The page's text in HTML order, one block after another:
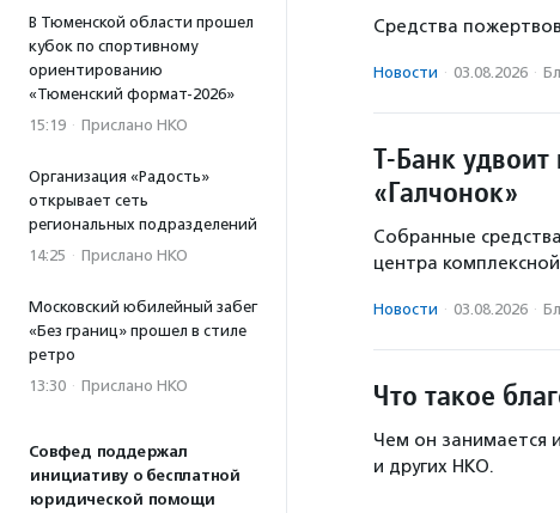
В Тюменской области прошел
кубок по спортивному
ориентированию
«Тюменский формат-2026»
15:19 · Прислано НКО
Организация «Радость»
открывает сеть
региональных подразделений
14:25 · Прислано НКО
Московский юбилейный забег
«Без границ» прошел в стиле
ретро
13:30 · Прислано НКО
Совфед поддержал
инициативу о бесплатной
юридической помощи
Средства
Новости · 03.08.2026 ·
Т-Банк
«Галчонок»
Собранные
центра
Новости · 03.08.2026 ·
Что такое
Чем он занимается
и других НКО.